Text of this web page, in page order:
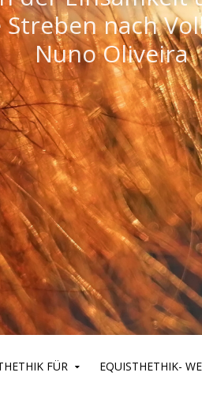
Streben nach
Nuno Oliveira
Robichon de la
FÜR EQUISTHETHIK-